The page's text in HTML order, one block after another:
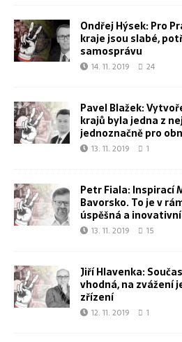
Ondřej Hýsek: Pro
kraje jsou slabé,
samosprávu
14. 11. 2019 24
Pavel Blažek:
krajů byla jedna z
jednoznačně pro
13. 11. 2019 1
Petr Fiala: Inspirací
Bavorsko. To je v
úspěšná a
13. 11. 2019 15
Jiří Hlavenka:
vhodná, na zvážení
zřízení
12. 11. 2019 1